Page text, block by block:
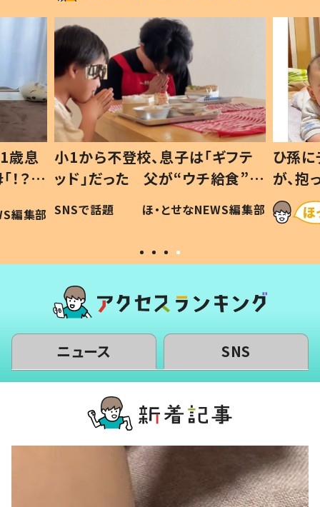
歳息
？」
編集部
小1から不登校、息子は「ギフテ
ッド」だった 父が“ウチ給食”を
作り続ける理由とは #令和の親
#令和の子
SNSで話題 ほ・とせなNEWS編集部
ひ孫
が、
「涙が
い」
ニュース SNS